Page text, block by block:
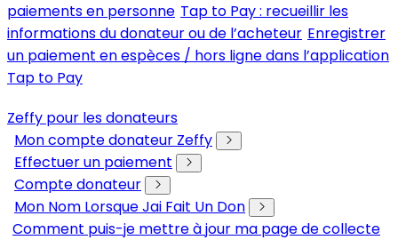
paiements en personne Tap to Pay : recueillir les
informations du donateur ou de l’acheteur Enregistrer
un paiement en espèces / hors ligne dans l’application
Tap to Pay
Zeffy pour les donateurs
Mon compte donateur Zeffy
Effectuer un paiement
Compte donateur
Mon Nom Lorsque Jai Fait Un Don
Comment puis-je mettre à jour ma page de collecte